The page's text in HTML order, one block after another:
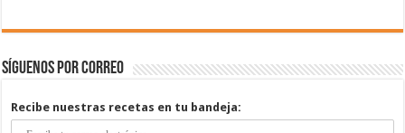
Síguenos por correo
Recibe nuestras recetas en tu bandeja: